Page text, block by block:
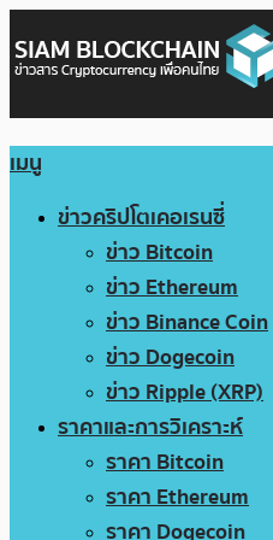
เมนู
ข่าวคริปโตเคอเรนซี่
ข่าว Bitcoin
ข่าว Ethereum
ข่าว Binance Coin
ข่าว Dogecoin
ข่าว Ripple (XRP)
ราคาและการวิเคราะห์
ราคา Bitcoin
ราคา Ethereum
ราคา Dogecoin